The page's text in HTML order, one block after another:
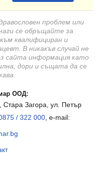
проблем или
се обръщайте за
квалифициран и
В никакъв случай не
сайта информация като
дори и същата да се
ООД:
Загора, ул. Петър
/ 322 000, e-mail: